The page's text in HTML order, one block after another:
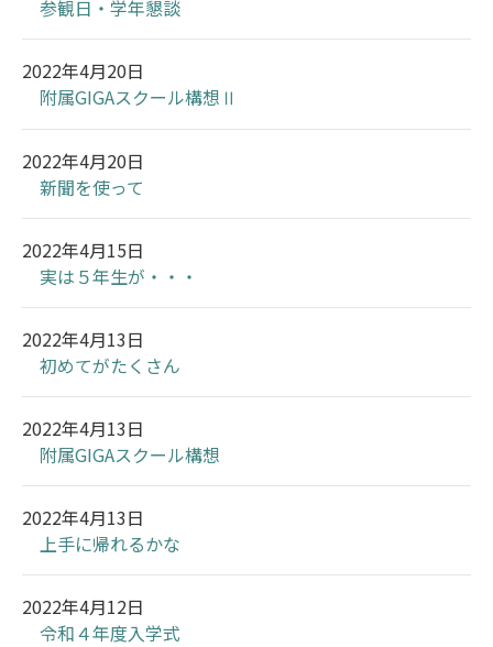
参観日・学年懇談
2022年4月20日
附属GIGAスクール構想Ⅱ
2022年4月20日
新聞を使って
2022年4月15日
実は５年生が・・・
2022年4月13日
初めてがたくさん
2022年4月13日
附属GIGAスクール構想
2022年4月13日
上手に帰れるかな
2022年4月12日
令和４年度入学式